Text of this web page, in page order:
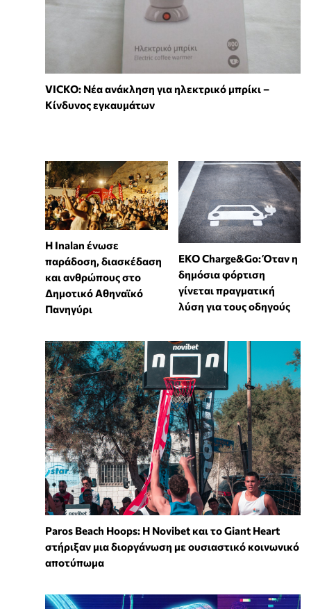
VICKO: Νέα ανάκληση για ηλεκτρικό μπρίκι –
Κίνδυνος εγκαυμάτων
Η Inalan ένωσε
παράδοση, διασκέδαση
και ανθρώπους στο
Δημοτικό Αθηναϊκό
Πανηγύρι
EKO Charge&Go: Όταν η
δημόσια φόρτιση
γίνεται πραγματική
λύση για τους οδηγούς
Paros Beach Hoops: Η Novibet και το Giant Heart
στήριξαν μια διοργάνωση με ουσιαστικό κοινωνικό
αποτύπωμα